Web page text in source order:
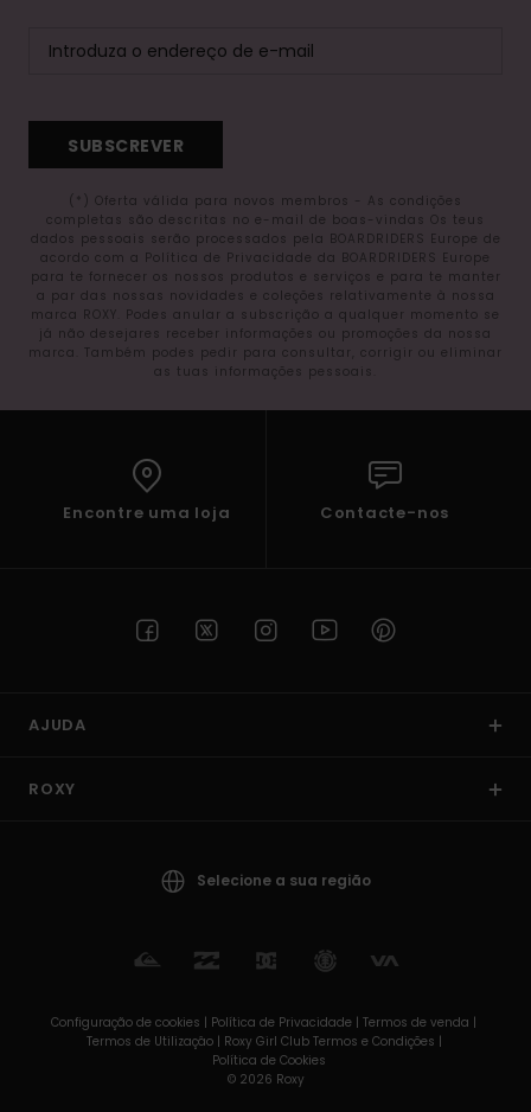
SUBSCREVER
(*) Oferta válida para novos membros - As condições
completas são descritas no e-mail de boas-vindas Os teus
dados pessoais serão processados pela BOARDRIDERS Europe de
acordo com a Política de Privacidade da BOARDRIDERS Europe
para te fornecer os nossos produtos e serviços e para te manter
a par das nossas novidades e coleções relativamente à nossa
marca ROXY. Podes anular a subscrição a qualquer momento se
já não desejares receber informações ou promoções da nossa
marca. Também podes pedir para consultar, corrigir ou eliminar
as tuas informações pessoais.
Encontre uma loja Contacte-nos
AJUDA
ROXY
Selecione a sua região
Configuração de cookies | Política de Privacidade | Termos de venda |
Termos de Utilizaçâo | Roxy Girl Club Termos e Condições |
Política de Cookies
© 2026 Roxy